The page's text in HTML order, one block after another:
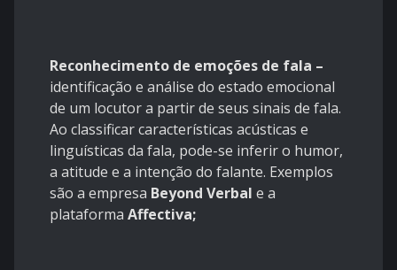
Reconhecimento de emoções de fala –
identificação e análise do estado emocional
de um locutor a partir de seus sinais de fala.
Ao classificar características acústicas e
linguísticas da fala, pode-se inferir o humor,
a atitude e a intenção do falante. Exemplos
são a empresa Beyond Verbal e a
plataforma Affectiva;